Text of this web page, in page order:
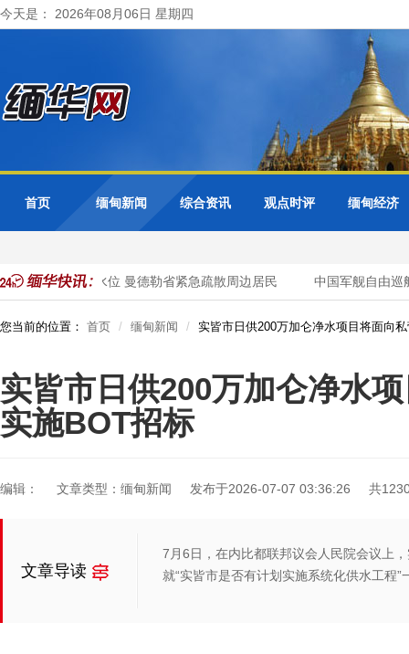
今天是： 2026年08月06日 星期四
首页 缅甸新闻 综合资讯 观点时评 缅甸经济
基水库超警戒水位 曼德勒省紧急疏散周边居民 中国军舰自由巡
您当前的位置： 首页 缅甸新闻 实皆市日供200万加仑净水项目将面向
实皆市日供200万加仑净水
实施BOT招标
编辑： 文章类型：缅甸新闻 发布于2026-07-07 03:36:26 共
文章导读
7月6日，在内比都联邦议会人民院会议
就“实皆市是否有计划实施系统化供水工程”